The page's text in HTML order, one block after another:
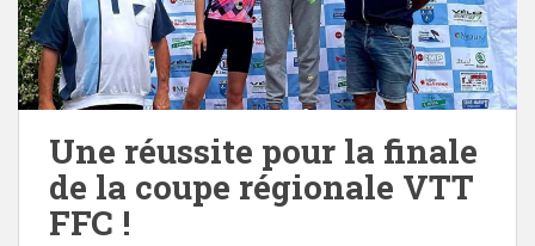
Une réussite pour la finale
de la coupe régionale VTT
FFC !